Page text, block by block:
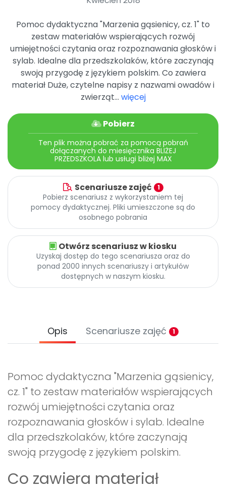
Archiwalne numery
Pomoc
Pomoc dydaktyczna "Marzenia gąsienicy, cz. 1" to
zestaw materiałów wspierających rozwój
umiejętności czytania oraz rozpoznawania głosków i
sylab. Idealne dla przedszkolaków, które zaczynają
swoją przygodę z językiem polskim. Co zawiera
materiał Duże, czytelne napisy z nazwami owadów i
zwierząt... więcej
Pobierz
Ten plik można pobrać za pomocą pobrań
dołączanych do miesięcznika BLIŻEJ
PRZEDSZKOLA lub usługi bliżej MAX
Scenariusze zajęć 1
Pobierz scenariusz z wykorzystaniem tej
pomocy dydaktycznej. Pliki umieszczone są do
osobnego pobrania
Otwórz scenariusz w kiosku
Uzyskaj dostęp do tego scenariusza oraz do
ponad 2000 innych scenariuszy i artykułów
dostępnych w naszym kiosku.
Opis Scenariusze zajęć 1
Pomoc dydaktyczna "Marzenia gąsienicy,
cz. 1" to zestaw materiałów wspierających
rozwój umiejętności czytania oraz
rozpoznawania głosków i sylab. Idealne
dla przedszkolaków, które zaczynają
swoją przygodę z językiem polskim.
Co zawiera materiał